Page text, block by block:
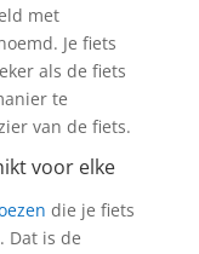
met
Je fiets
als de fiets
te
van de fiets.
voor elke
die je fiets
Dat is de